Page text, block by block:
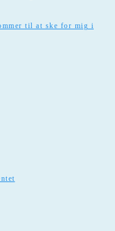
til at ske for mig i